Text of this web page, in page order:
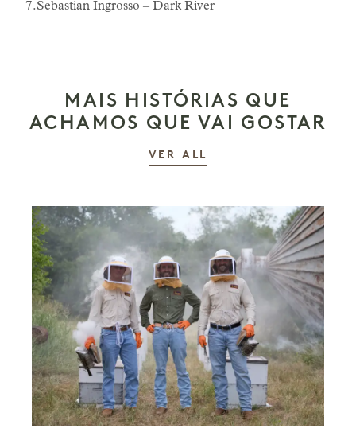
7.Sebastian Ingrosso – Dark River
MAIS HISTÓRIAS QUE
ACHAMOS QUE VAI GOSTAR
VER ALL